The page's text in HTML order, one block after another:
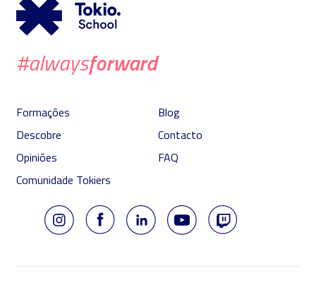
#alwaysforward
Formações
Descobre
Opiniões
Comunidade Tokiers
Blog
Contacto
FAQ